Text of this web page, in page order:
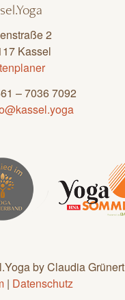
2
Kassel
– 7036 7092
by Claudia Grünert
| Datenschutz